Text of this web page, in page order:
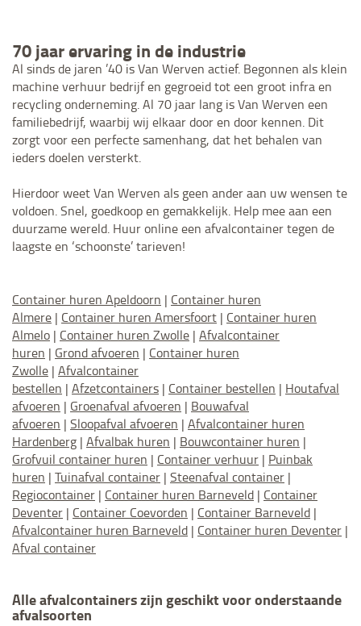
70 jaar ervaring in de industrie
Al sinds de jaren ’40 is Van Werven actief. Begonnen als klein
machine verhuur bedrijf en gegroeid tot een groot infra en
recycling onderneming. Al 70 jaar lang is Van Werven een
familiebedrijf, waarbij wij elkaar door en door kennen. Dit
zorgt voor een perfecte samenhang, dat het behalen van
ieders doelen versterkt.
Hierdoor weet Van Werven als geen ander aan uw wensen te
voldoen. Snel, goedkoop en gemakkelijk. Help mee aan een
duurzame wereld. Huur online een afvalcontainer tegen de
laagste en ‘schoonste’ tarieven!
Container huren Apeldoorn | Container huren
Almere | Container huren Amersfoort | Container huren
Almelo | Container huren Zwolle | Afvalcontainer
huren | Grond afvoeren | Container huren
Zwolle | Afvalcontainer
bestellen | Afzetcontainers | Container bestellen | Houtafval
afvoeren | Groenafval afvoeren | Bouwafval
afvoeren | Sloopafval afvoeren | Afvalcontainer huren
Hardenberg | Afvalbak huren | Bouwcontainer huren |
Grofvuil container huren | Container verhuur | Puinbak
huren | Tuinafval container | Steenafval container |
Regiocontainer | Container huren Barneveld | Container
Deventer | Container Coevorden | Container Barneveld |
Afvalcontainer huren Barneveld | Container huren Deventer |
Afval container
Alle afvalcontainers zijn geschikt voor onderstaande
afvalsoorten